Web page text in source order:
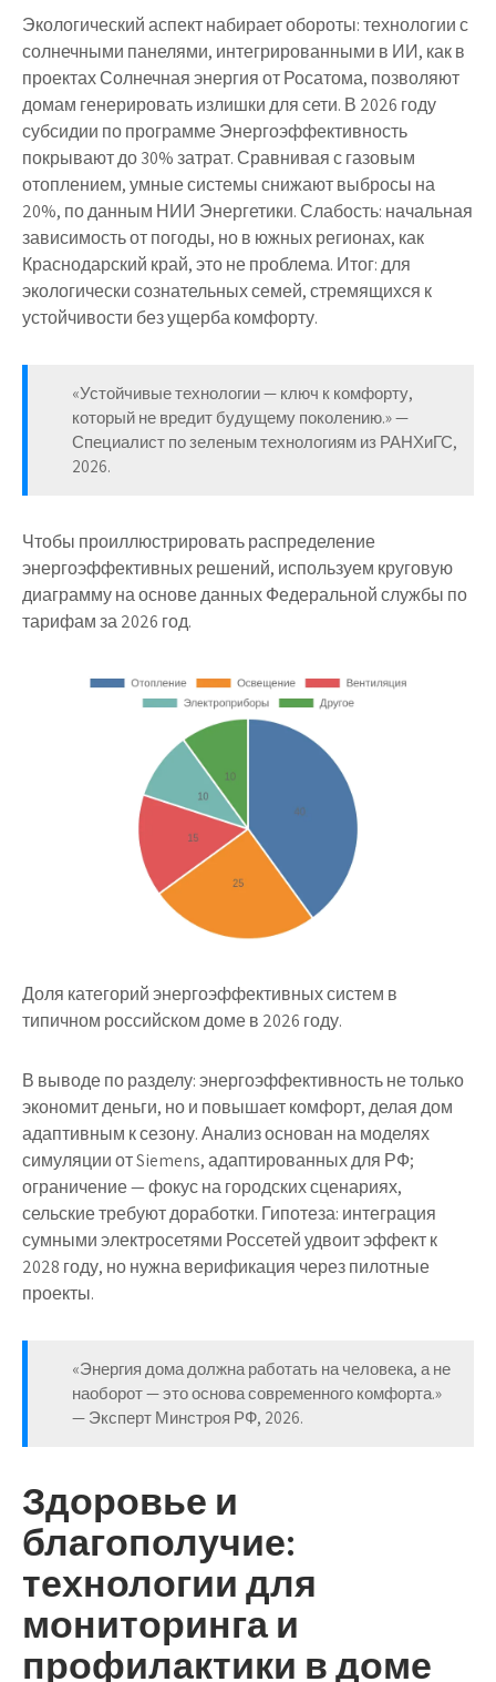
Экологический аспект набирает обороты: технологии с
солнечными панелями, интегрированными в ИИ, как в
проектах Солнечная энергия от Росатома, позволяют
домам генерировать излишки для сети. В 2026 году
субсидии по программе Энергоэффективность
покрывают до 30% затрат. Сравнивая с газовым
отоплением, умные системы снижают выбросы на
20%, по данным НИИ Энергетики. Слабость: начальная
зависимость от погоды, но в южных регионах, как
Краснодарский край, это не проблема. Итог: для
экологически сознательных семей, стремящихся к
устойчивости без ущерба комфорту.
«Устойчивые технологии — ключ к комфорту,
который не вредит будущему поколению.» —
Специалист по зеленым технологиям из РАНХиГС,
2026.
Чтобы проиллюстрировать распределение
энергоэффективных решений, используем круговую
диаграмму на основе данных Федеральной службы по
тарифам за 2026 год.
Доля категорий энергоэффективных систем в
типичном российском доме в 2026 году.
В выводе по разделу: энергоэффективность не только
экономит деньги, но и повышает комфорт, делая дом
адаптивным к сезону. Анализ основан на моделях
симуляции от Siemens, адаптированных для РФ;
ограничение — фокус на городских сценариях,
сельские требуют доработки. Гипотеза: интеграция
сумными электросетями Россетей удвоит эффект к
2028 году, но нужна верификация через пилотные
проекты.
«Энергия дома должна работать на человека, а не
наоборот — это основа современного комфорта.»
— Эксперт Минстроя РФ, 2026.
Здоровье и
благополучие:
технологии для
мониторинга и
профилактики в доме